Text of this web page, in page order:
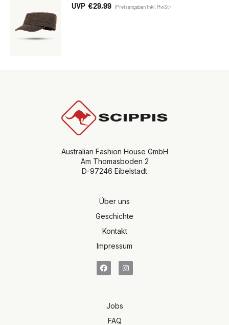
€29,99
Australian Fashion House GmbH
Am Thomasboden 2
D-97246 Eibelstadt
Über uns
Geschichte
Kontakt
Impressum
Jobs
FAQ